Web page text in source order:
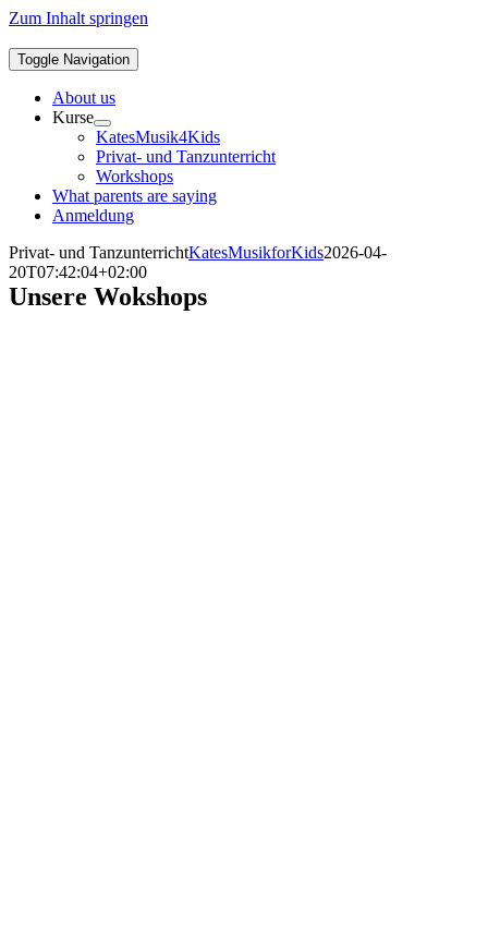
Zum Inhalt springen
Toggle Navigation
About us
Kurse
KatesMusik4Kids
Privat- und Tanzunterricht
Workshops
What parents are saying
Anmeldung
Privat- und TanzunterrichtKatesMusikforKids2026-04-
20T07:42:04+02:00
Unsere Wokshops